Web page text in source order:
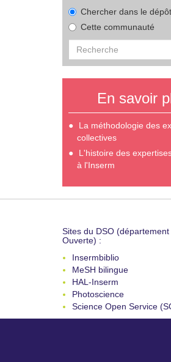
Chercher dans le dépôt
Cette communauté
En savoir
La méthodologie des
collectives
L'histoire des
à l'Inserm
Sites du DSO
Ouverte) :
Insermbiblio
MeSH bilingue
HAL-Inserm
Photoscience
Science Open Service